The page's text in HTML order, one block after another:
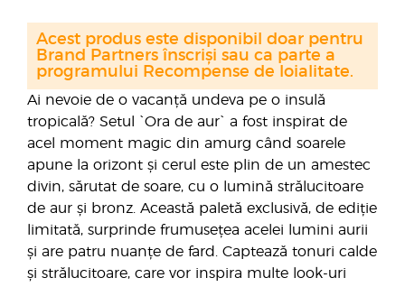
Ai nevoie de o vacanță undeva pe o insulă
tropicală? Setul `Ora de aur` a fost inspirat de
acel moment magic din amurg când soarele
apune la orizont și cerul este plin de un amestec
divin, sărutat de soare, cu o lumină strălucitoare
de aur și bronz. Această paletă exclusivă, de ediție
limitată, surprinde frumusețea acelei lumini aurii
și are patru nuanțe de fard. Captează tonuri calde
și strălucitoare, care vor inspira multe look-uri
Acest produs este disponibil doar pentru
Brand Partners înscriși sau ca parte a
programului Recompense de loialitate.